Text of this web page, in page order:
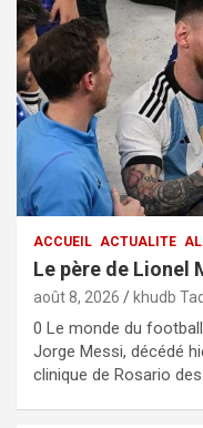
ACCUEIL ACTUALITE
Le père de Lionel
août 8, 2026 khudb
0 Le monde du
Jorge Messi, décédé
clinique de Rosario des